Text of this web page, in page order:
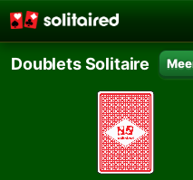
Doublets Solitaire